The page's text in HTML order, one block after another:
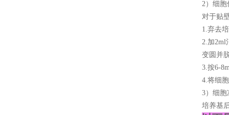
2）细胞
对于贴
1.弃去
2.加2ml
变圆并
3.按6-
4.将细
3）细胞
培养基